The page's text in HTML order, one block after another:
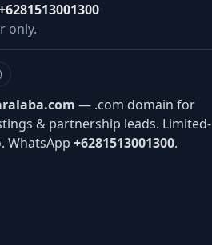
only.
— .com domain for
& partnership leads. Limited-
WhatsApp +6281513001300.